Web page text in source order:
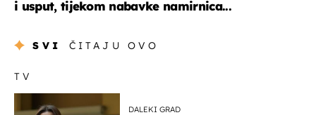
i usput, tijekom nabavke namirnica...
SVI ČITAJU OVO
TV
DALEKI GRAD